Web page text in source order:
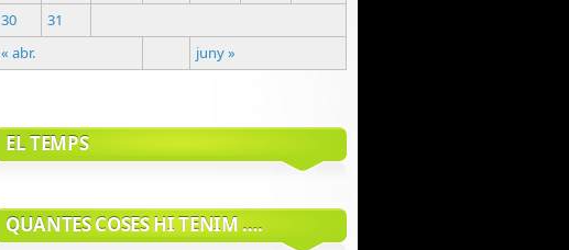
« abr. juny »
30
31
EL TEMPS
QUANTES COSES HI TENIM ….